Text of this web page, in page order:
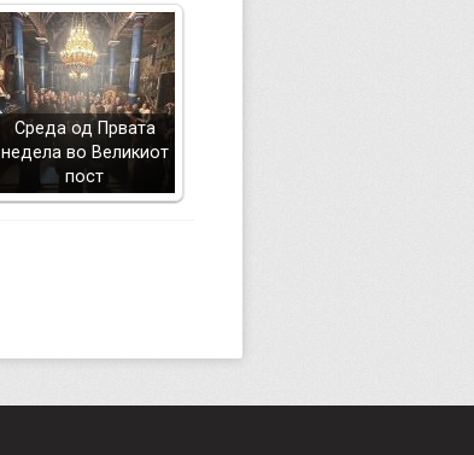
Среда од Првата
недела во Великиот
пост